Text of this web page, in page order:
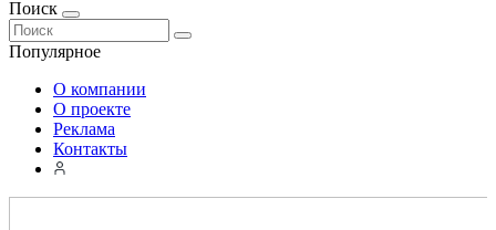
Поиск
Популярное
О компании
О проекте
Реклама
Контакты